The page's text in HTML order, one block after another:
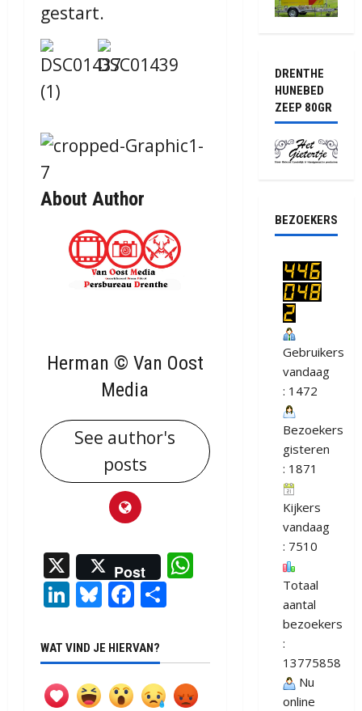
gestart.
About Author
Herman © Van Oost
Media
See author's
posts
X Post
WhatsApp
LinkedIn
Bluesky
Facebook
WAT VIND JE HIERVAN?
DRENTHE
HUNEBED
ZEEP 80GR
BEZOEKERS
Gebruikers
vandaag
: 1472
Bezoekers
gisteren
: 1871
Kijkers
vandaag
: 7510
Totaal
aantal
bezoekers
:
13775858
Nu
online